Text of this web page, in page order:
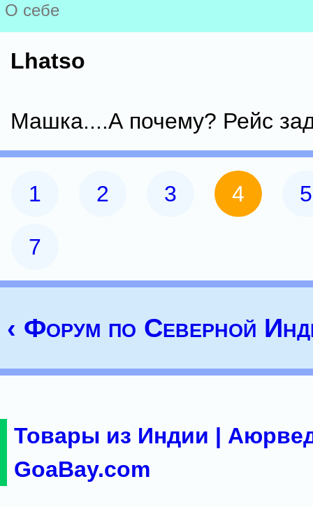
О себе
Lhatso
Машка....А почему? Рейс
1 2 3 4 5
7
‹ Форум по Северной
Товары из Индии |
GoaBay.com